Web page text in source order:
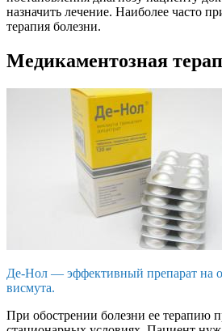
назначить лечение. Наиболее часто
терапия болезни.
Медикаментозная
Де-Нол — эффективный препарат на
висмута.
При обострении болезни ее терапию